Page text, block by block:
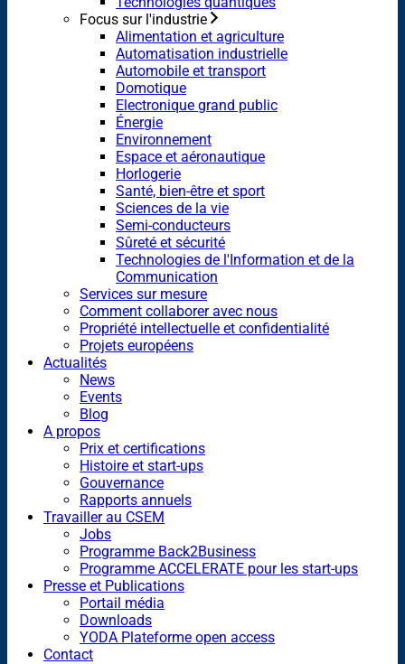
Focus sur l'industrie
Alimentation et agriculture
Automatisation industrielle
Automobile et transport
Domotique
Electronique grand public
Énergie
Environnement
Espace et aéronautique
Horlogerie
Santé, bien-être et sport
Sciences de la vie
Semi-conducteurs
Sûreté et sécurité
Technologies de l'Information et de la
Communication
Services sur mesure
Comment collaborer avec nous
Propriété intellectuelle et confidentialité
Projets européens
Actualités
News
Events
Blog
A propos
Prix et certifications
Histoire et start-ups
Gouvernance
Rapports annuels
Travailler au CSEM
Jobs
Programme Back2Business
Programme ACCELERATE pour les start-ups
Presse et Publications
Portail média
Downloads
YODA Plateforme open access
Contact